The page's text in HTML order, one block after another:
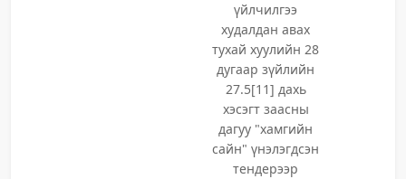
үйлчилгээ
худалдан авах
тухай хуулийн 28
дугаар зүйлийн
27.5[11] дахь
хэсэгт заасны
дагуу "хамгийн
сайн" үнэлэгдсэн
тендерээр